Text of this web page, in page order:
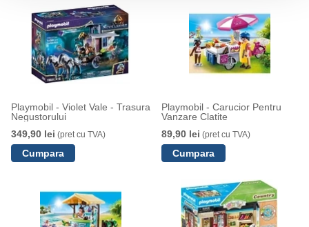
Playmobil - Violet Vale - Trasura
Negustorului
349,90 lei (pret cu TVA)
Playmobil - Carucior Pentru
Vanzare Clatite
89,90 lei (pret cu TVA)